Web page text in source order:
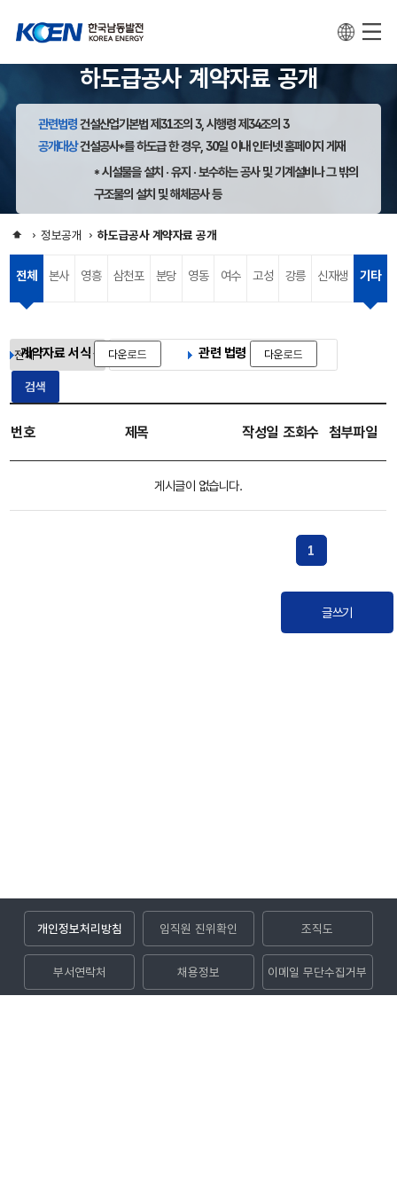
하도급공사 계약자료 공개
관련법령건설산업기본법 제31조의 3, 시행령 제34조의 3
공개대상건설공사*를 하도급 한 경우, 30일 이내 인터넷 홈페이지 게재
* 시설물을 설치 · 유지 · 보수하는 공사 및 기계설비나 그 밖의
구조물의 설치 및 해체공사 등
정보공개 하도급공사 계약자료 공개
전체 본사 영흥 삼천포 분당 영동 여수 고성 강릉 신재생 기타
계약자료 서식 다운로드 관련 법령 다운로드
검색
번호 제목 작성일 조회수 첨부파일
게시글이 없습니다.
1
글쓰기
개인정보처리방침 임직원 진위확인 조직도
부서연락처 채용정보 이메일 무단수집거부